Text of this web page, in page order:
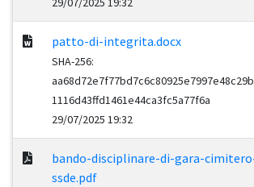
patto-di-integrita.docx
SHA-256:
aa68d72e7f77bd7c6c80925e7997e48c29b
1116d43ffd1461e44ca3fc5a77f6a
29/07/2025 19:32
bando-disciplinare-di-gara-
ssde.pdf